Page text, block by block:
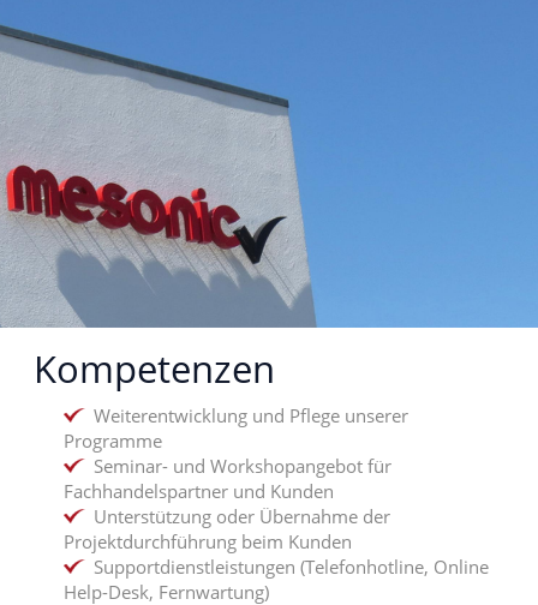
Kompetenzen
Weiterentwicklung und Pflege unserer
Programme
Seminar- und Workshopangebot für
Fachhandelspartner und Kunden
Unterstützung oder Übernahme der
Projektdurchführung beim Kunden
Supportdienstleistungen (Telefonhotline, Online
Help-Desk, Fernwartung)